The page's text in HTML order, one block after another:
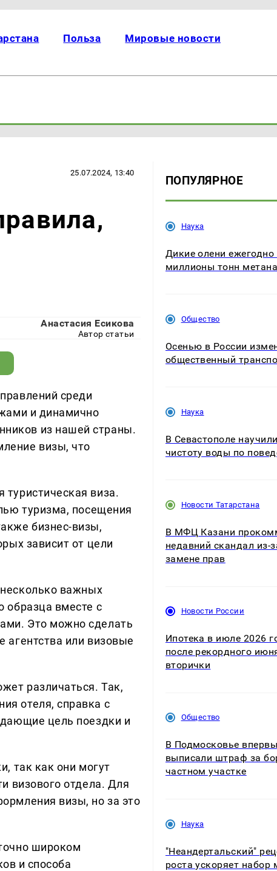
Польза Мировые новости
25.07.2024, 13:40
Анастасия Есикова
Автор статьи
среди
и динамично
из нашей страны.
визы, что
виза.
туризма, посещения
бизнес-визы,
зависит от цели
важных
образца вместе с
Это можно сделать
агентства или визовые
различаться. Так,
отеля, справка с
цель поездки и
так как они могут
визового отдела. Для
визы, но за это
широком
и способа
ПОПУЛЯРНОЕ
Наука
Дикие олени
миллионы тонн метана
Общество
Осенью в России
общественный
Наука
В Севастополе
чистоту воды по
Новости Татарстана
В МФЦ Казани
недавний скандал из-
замене прав
Новости России
Ипотека в июле 2026
после рекордного
вторички
Общество
В Подмосковье
выписали штраф за
частном участке
Наука
"Неандертальский"
роста ускоряет